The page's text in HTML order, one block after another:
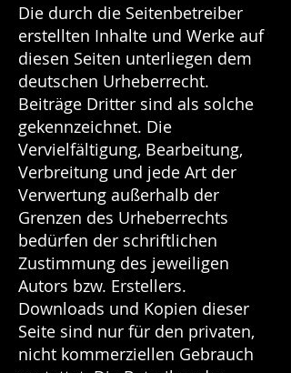
Die durch die Seitenbetreiber
erstellten Inhalte und Werke auf
diesen Seiten unterliegen dem
deutschen Urheberrecht.
Beiträge Dritter sind als solche
gekennzeichnet. Die
Vervielfältigung, Bearbeitung,
Verbreitung und jede Art der
Verwertung außerhalb der
Grenzen des Urheberrechts
bedürfen der schriftlichen
Zustimmung des jeweiligen
Autors bzw. Erstellers.
Downloads und Kopien dieser
Seite sind nur für den privaten,
nicht kommerziellen Gebrauch